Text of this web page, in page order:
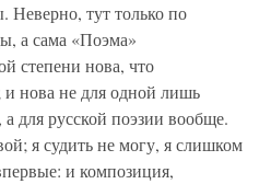
Неверно, тут только по
а сама «Поэма»
степени нова, что
и нова не для одной лишь
для русской поэзии вообще.
я судить не могу, я слишком
и композиция,